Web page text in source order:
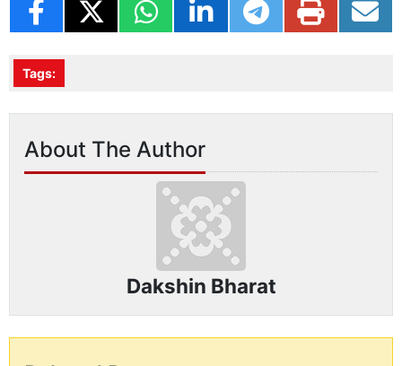
Tags:
About The Author
Dakshin Bharat